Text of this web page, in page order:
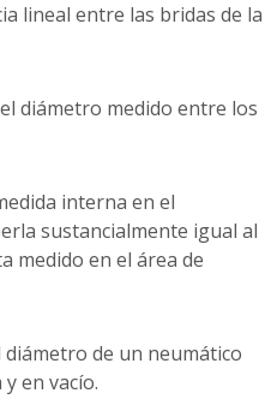
lineal entre las bridas de la
el diámetro medido entre los
interna en el
sustancialmente igual al
medido en el área de
diámetro de un neumático
en vacío.